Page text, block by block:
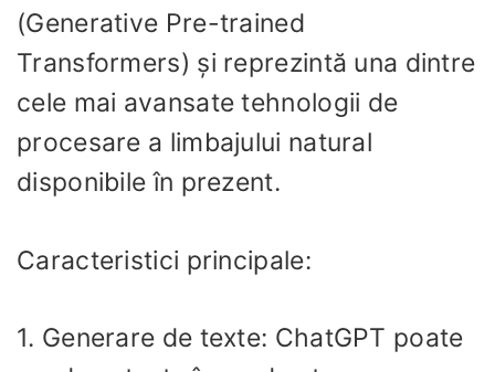
(Generative Pre-trained
Transformers) și reprezintă una dintre
cele mai avansate tehnologii de
procesare a limbajului natural
disponibile în prezent.
Caracteristici principale:
1. Generare de texte: ChatGPT poate